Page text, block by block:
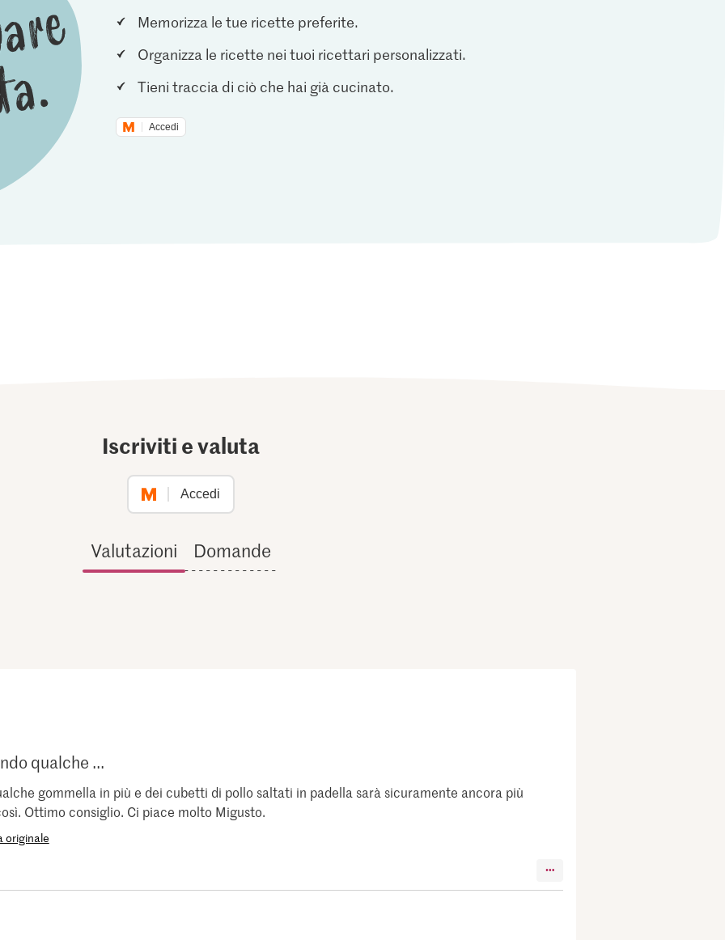
Memorizza le tue ricette preferite.
Organizza le ricette nei tuoi ricettari personalizzati.
Tieni traccia di ciò che hai già cucinato.
Accedi
Iscriviti e valuta
Accedi
Valutazioni Domande
qualche ...
gommella in più e dei cubetti di pollo saltati in padella sarà sicuramente ancora più
Ottimo consiglio. Ci piace molto Migusto.
originale